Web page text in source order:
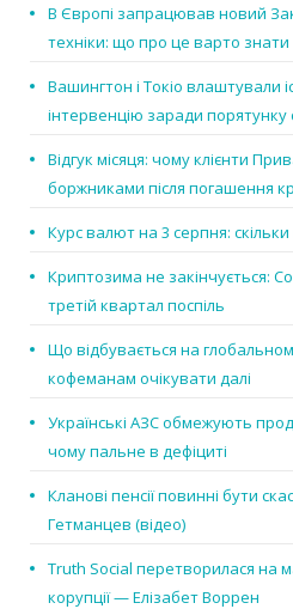
В Європі запрацював новий
техніки: що про це варто знати
Вашингтон і Токіо влаштували
інтервенцію заради порятунку
Відгук місяця: чому клієнти
боржниками після погашення
Курс валют на 3 серпня:
Криптозима не закінчується:
третій квартал поспіль
Що відбувається на
кофеманам очікувати далі
Українські АЗС обмежують
чому пальне в дефіциті
Кланові пенсії повинні бути
Гетманцев (відео)
Truth Social перетворилася на
корупції — Елізабет Воррен